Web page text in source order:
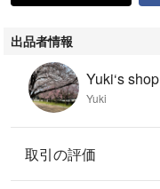
出品者情報
Yuki‘s shop
Yuki
取引の評価